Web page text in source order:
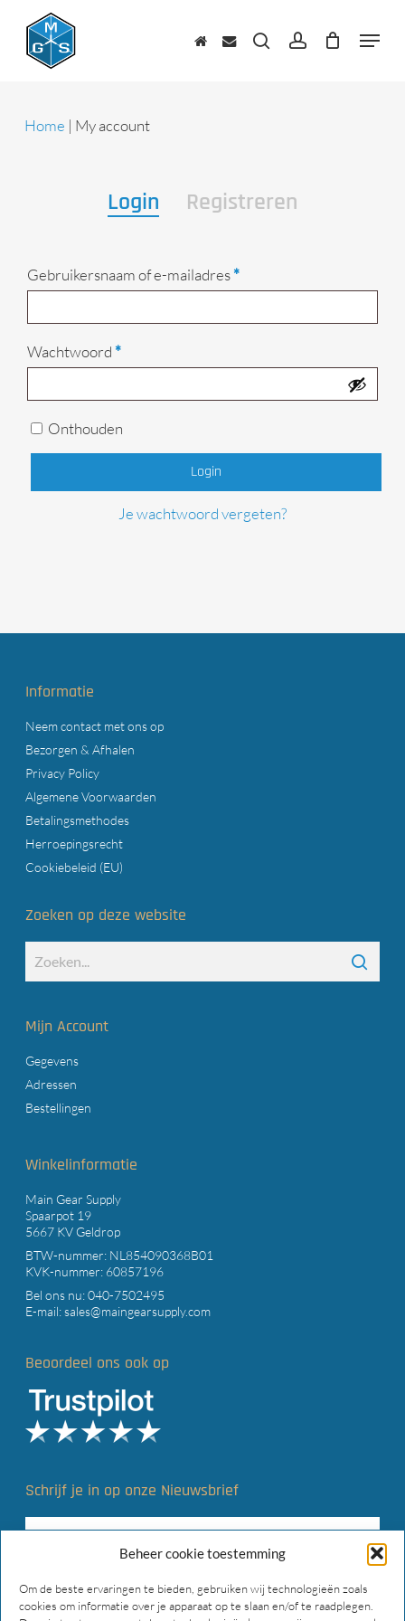
Beheer cookie toestemming
Om de beste ervaringen te bieden, gebruiken wij technologieën zoals
cookies om informatie over je apparaat op te slaan en/of te raadplegen.
content
zoekenaccount Menu
Home | My account
Login Registreren
Gebruikersnaam of e-mailadres*Vereist
Wachtwoord *Vereist
Onthouden
Login
Je wachtwoord vergeten?
Informatie
Neem contact met ons op
Bezorgen & Afhalen
Privacy Policy
Algemene Voorwaarden
Betalingsmethodes
Herroepingsrecht
Cookiebeleid (EU)
Zoeken op deze website
Mijn Account
Gegevens
Adressen
Bestellingen
Winkelinformatie
Main Gear Supply
Spaarpot 19
5667 KV Geldrop
BTW-nummer: NL854090368B01
KVK-nummer: 60857196
Bel ons nu:040-7502495
E-mail:sales@maingearsupply.com
Beoordeel ons ook op
Schrijf je in op onze Nieuwsbrief